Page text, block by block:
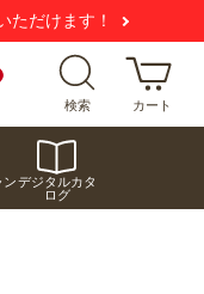
ただけます！
検索 カート
ンデジタルカタ
ログ